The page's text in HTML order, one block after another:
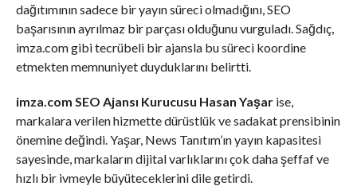
dağıtımının sadece bir yayın süreci olmadığını, SEO
başarısının ayrılmaz bir parçası olduğunu vurguladı. Sağdıç,
imza.com gibi tecrübeli bir ajansla bu süreci koordine
etmekten memnuniyet duyduklarını belirtti.
imza.com SEO Ajansı Kurucusu Hasan Yaşarise,
markalara verilen hizmette dürüstlük ve sadakat prensibinin
önemine değindi. Yaşar, News Tanıtım’ın yayın kapasitesi
sayesinde, markaların dijital varlıklarını çok daha şeffaf ve
hızlı bir ivmeyle büyüteceklerini dile getirdi.